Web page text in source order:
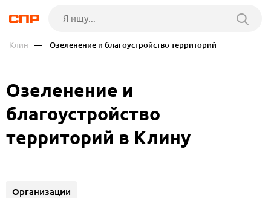
Клин — Озеленение и благоустройство территорий
Озеленение и
благоустройство
территорий в Клину
Организации